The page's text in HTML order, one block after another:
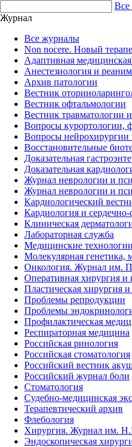
Журнал
Все журналы
Non nocere. Новый
Адаптивная
Анестезиология и
Архив патологии
Вестник
Вестник офтальмологии
Вестник
Вопросы курортологии,
Вопросы
Восстановительные
Доказательная
Доказательная
Журнал неврологии и
Журнал неврологии и
Кардиологический
Кардиология и сердечно-
Клиническая
Лабораторная служба
Медицинские
Молекулярная генетика,
Онкология. Журнал им.
Оперативная хирургия
Пластическая хирургия
Проблемы репродукции
Проблемы
Профилактическая
Респираторная медицина
Российская ринология
Российская стоматология
Российский вестник
Российский журнал боли
Стоматология
Судебно-медицинская
Терапевтический архив
Флебология
Хирургия. Журнал им.
Эндоскопическая